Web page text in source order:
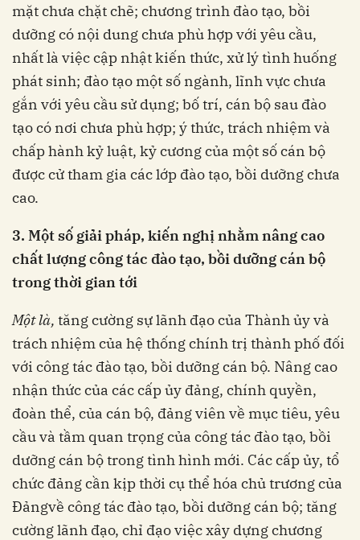
mặt chưa chặt chẽ; chương trình đào tạo, bồi
dưỡng có nội dung chưa phù hợp với yêu cầu,
nhất là việc cập nhật kiến thức, xử lý tình huống
phát sinh; đào tạo một số ngành, lĩnh vực chưa
gắn với yêu cầu sử dụng; bố trí, cán bộ sau đào
tạo có nơi chưa phù hợp; ý thức, trách nhiệm và
chấp hành kỷ luật, kỷ cương của một số cán bộ
được cử tham gia các lớp đào tạo, bồi dưỡng chưa
cao.
3. Một số giải pháp, kiến nghị nhằm nâng cao
chất lượng công tác đào tạo, bồi dưỡng cán bộ
trong thời gian tới
Một là, tăng cường sự lãnh đạo của Thành ủy và
trách nhiệm của hệ thống chính trị thành phố đối
với công tác đào tạo, bồi dưỡng cán bộ. Nâng cao
nhận thức của các cấp ủy đảng, chính quyền,
đoàn thể, của cán bộ, đảng viên về mục tiêu, yêu
cầu và tầm quan trọng của công tác đào tạo, bồi
dưỡng cán bộ trong tình hình mới. Các cấp ủy, tổ
chức đảng cần kịp thời cụ thể hóa chủ trương của
Đảngvề công tác đào tạo, bồi dưỡng cán bộ; tăng
cường lãnh đạo, chỉ đạo việc xây dựng chương